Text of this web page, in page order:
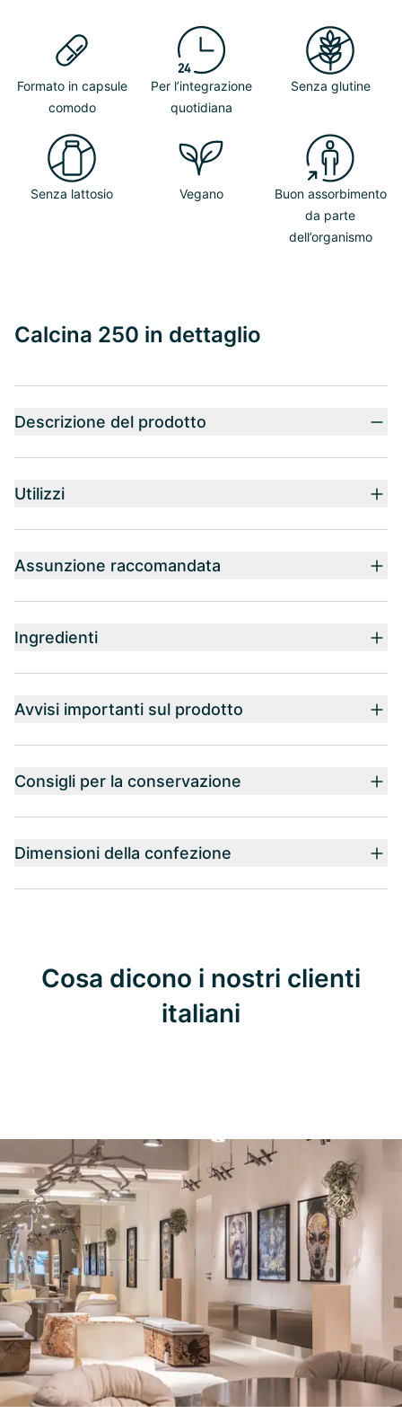
Formato in capsule
comodo
Per l’integrazione
quotidiana
Senza glutine
Senza lattosio Vegano
Buon assorbimento
da parte
dell’organismo
Calcina 250 in dettaglio
Descrizione del prodotto
Utilizzi
Assunzione raccomandata
Ingredienti
Avvisi importanti sul prodotto
Consigli per la conservazione
Dimensioni della confezione
Cosa dicono i nostri clienti
italiani